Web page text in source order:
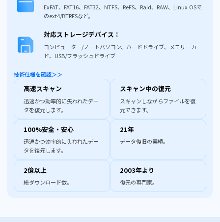
ExFAT、FAT16、FAT32、NTFS、ReFS、Raid、RAW、Linux OSで
のext4/BTRFSなど。
対応ストレージデバイス：
コンピューター/ノートパソコン、ハードドライブ、メモリーカー
ド、USB/フラッシュドライブ
技術仕様を確認＞＞
高速スキャン
迅速かつ効率的に失われたデー
タを復元します。
スキャン中の復元
スキャンしながらファイルを復
元できます。
100%安全・安心
迅速かつ効率的に失われたデー
タを復元します。
21年
データ復旧の実績。
2億以上
総ダウンロード数。
2003年より
復元の専門家。